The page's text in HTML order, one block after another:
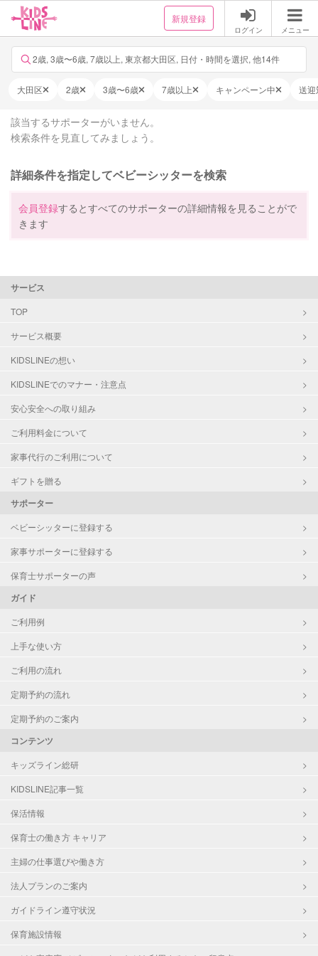
新規登録
ログイン メニュー
2歳, 3歳〜6歳, 7歳以上, 東京都大田区, 日付・時間を選択, 他14件
大田区 2歳 3歳〜6歳 7歳以上 キャンペーン中 送迎
該当するサポーターがいません。
検索条件を見直してみましょう。
詳細条件を指定してベビーシッターを検索
会員登録するとすべてのサポーターの詳細情報を見ることがで
きます
サービス
TOP
サービス概要
KIDSLINEの想い
KIDSLINEでのマナー・注意点
安心安全への取り組み
ご利用料金について
家事代行のご利用について
ギフトを贈る
サポーター
ベビーシッターに登録する
家事サポーターに登録する
保育士サポーターの声
ガイド
ご利用例
上手な使い方
ご利用の流れ
定期予約の流れ
定期予約のご案内
コンテンツ
キッズライン総研
KIDSLINE記事一覧
保活情報
保育士の働き方 キャリア
主婦の仕事選びや働き方
法人プランのご案内
ガイドライン遵守状況
保育施設情報